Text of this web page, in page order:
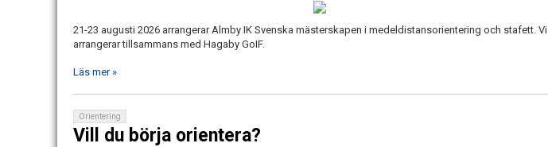
21-23 augusti 2026 arrangerar Almby IK Svenska mästerskapen i medeldistansorientering och stafett. Vi
arrangerar tillsammans med Hagaby GoIF.
Läs mer »
Orientering
Vill du börja orientera?